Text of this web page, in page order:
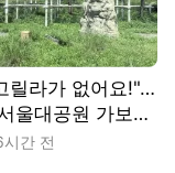
릴라가 없어요!"…
울대공원 가보니
턴]
시간 전